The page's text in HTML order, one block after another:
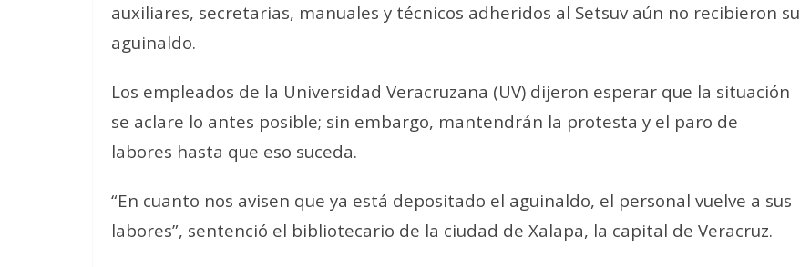
auxiliares, secretarias, manuales y técnicos adheridos al Setsuv aún no recibieron su
aguinaldo.
Los empleados de la Universidad Veracruzana (UV) dijeron esperar que la situación
se aclare lo antes posible; sin embargo, mantendrán la protesta y el paro de
labores hasta que eso suceda.
“En cuanto nos avisen que ya está depositado el aguinaldo, el personal vuelve a sus
labores”, sentenció el bibliotecario de la ciudad de Xalapa, la capital de Veracruz.